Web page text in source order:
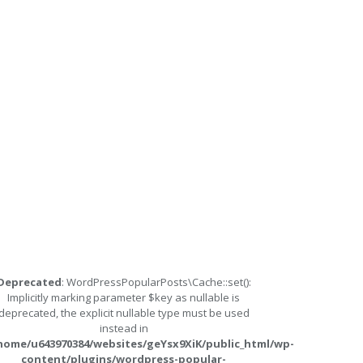
: WordPressPopularPosts\Cache::set():
Implicitly marking parameter $key as nullable is
the explicit nullable type must be used
instead in
u643970384/websites/geYsx9XiK/public_html/wp-
content/plugins/wordpress-popular-